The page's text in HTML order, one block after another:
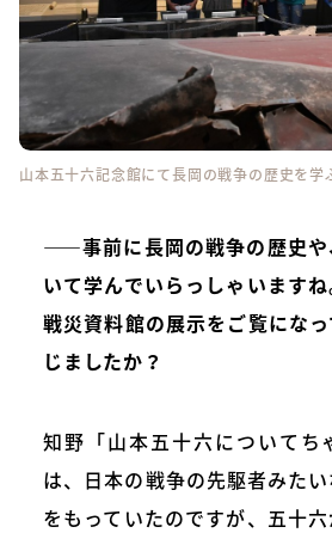
山本五十六記念館にて長岡の戦争の歴史を学
――事前に長岡の戦争の歴史や
いて学んでいらっしゃいます
戦災資料館の展示をご覧にな
じましたか？
知野「山本五十六についてち
は、日本の戦争の先駆者みた
をもっていたのですが、五十